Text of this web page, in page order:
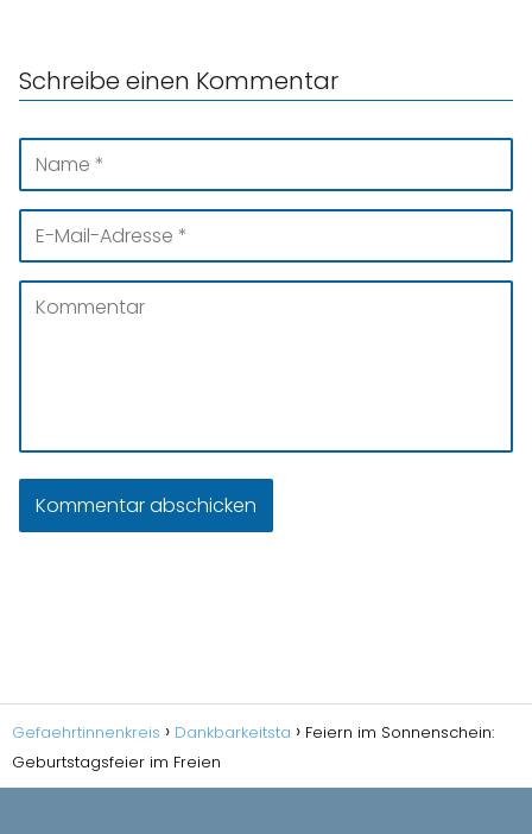
Schreibe einen Kommentar
Gefaehrtinnenkreis Dankbarkeitsta
Feiern im Sonnenschein:
Geburtstagsfeier im Freien